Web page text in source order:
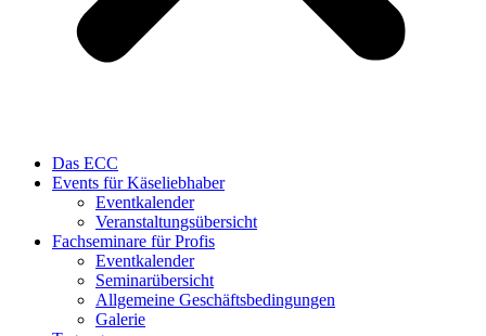
Das ECC
Events für Käseliebhaber
Eventkalender
Veranstaltungsübersicht
Fachseminare für Profis
Eventkalender
Seminarübersicht
Allgemeine Geschäftsbedingungen
Galerie